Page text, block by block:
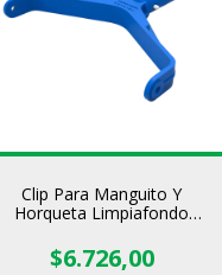
Clip Para Manguito Y
Horqueta Limpiafondo
$6.726,00